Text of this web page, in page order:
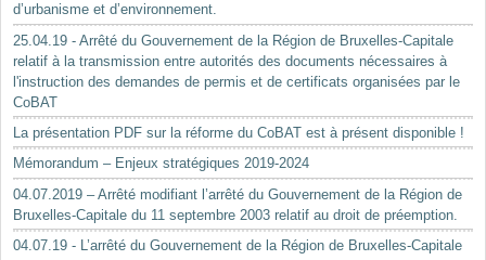
d’urbanisme et d’environnement.
25.04.19 - Arrêté du Gouvernement de la Région de Bruxelles-Capitale
relatif à la transmission entre autorités des documents nécessaires à
l'instruction des demandes de permis et de certificats organisées par le
CoBAT
La présentation PDF sur la réforme du CoBAT est à présent disponible !
Mémorandum – Enjeux stratégiques 2019-2024
04.07.2019 – Arrêté modifiant l’arrêté du Gouvernement de la Région de
Bruxelles-Capitale du 11 septembre 2003 relatif au droit de préemption.
04.07.19 - L’arrêté du Gouvernement de la Région de Bruxelles-Capitale